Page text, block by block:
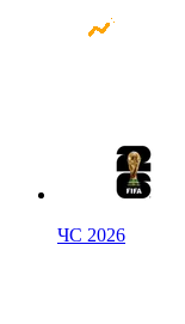
ЧС 2026